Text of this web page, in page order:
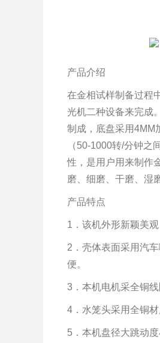
产品介绍
在金相试样制备过程
光机二种设备来完成。
制成，底盘采用4MM
（50-1000转/分钟
性，是用户用来制作
磨、细磨、干磨、湿
产品特点
1．该机外形新颖美
2．壳体表面采用汽
便。
3．本机电机采全铜
4．水笼头采用全铜
5．本机盘径大跳动